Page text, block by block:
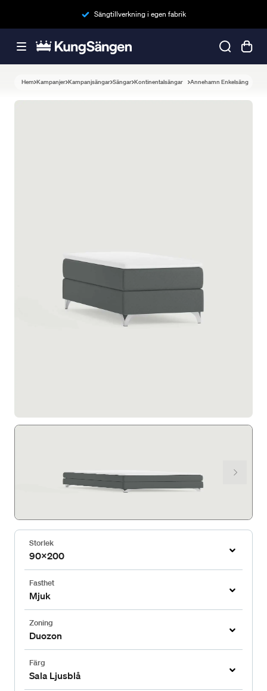
Sängtillverkning i egen fabrik
Hem Kampanjer Kampanjsängar Sängar Kontinentalsängar Annehamn Enkelsäng
Storlek
90x200
Fasthet
Mjuk
Zoning
Duozon
Färg
Sala Ljusblå